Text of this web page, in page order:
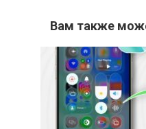
Вам также